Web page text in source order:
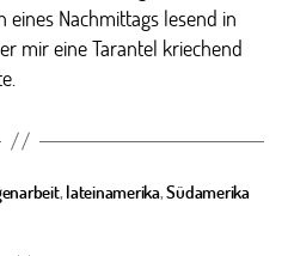
eines Nachmittags lesend in
mir eine Tarantel kriechend
, lateinamerika,Südamerika